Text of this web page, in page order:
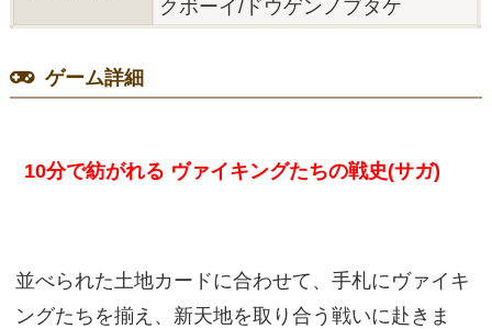
クボーイ/ドウゲンノブタケ
ゲーム詳細
10分で紡がれる ヴァイキングたちの戦史(サガ)
並べられた土地カードに合わせて、手札にヴァイキ
ングたちを揃え、新天地を取り合う戦いに赴きま